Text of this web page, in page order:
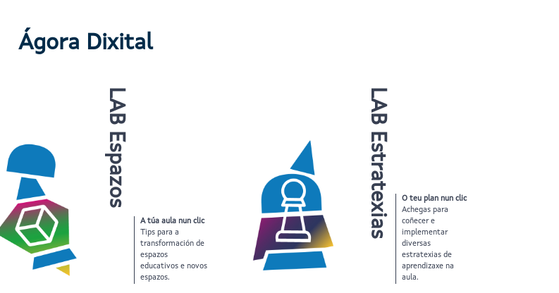
Ágora Dixital
LAB Espazos
A túa aula nun clic
Tips para a
transformación de
espazos
educativos e novos
espazos.
LAB Estratexias
O teu plan nun clic
Achegas para
coñecer e
implementar
diversas
estratexias de
aprendizaxe na
aula.